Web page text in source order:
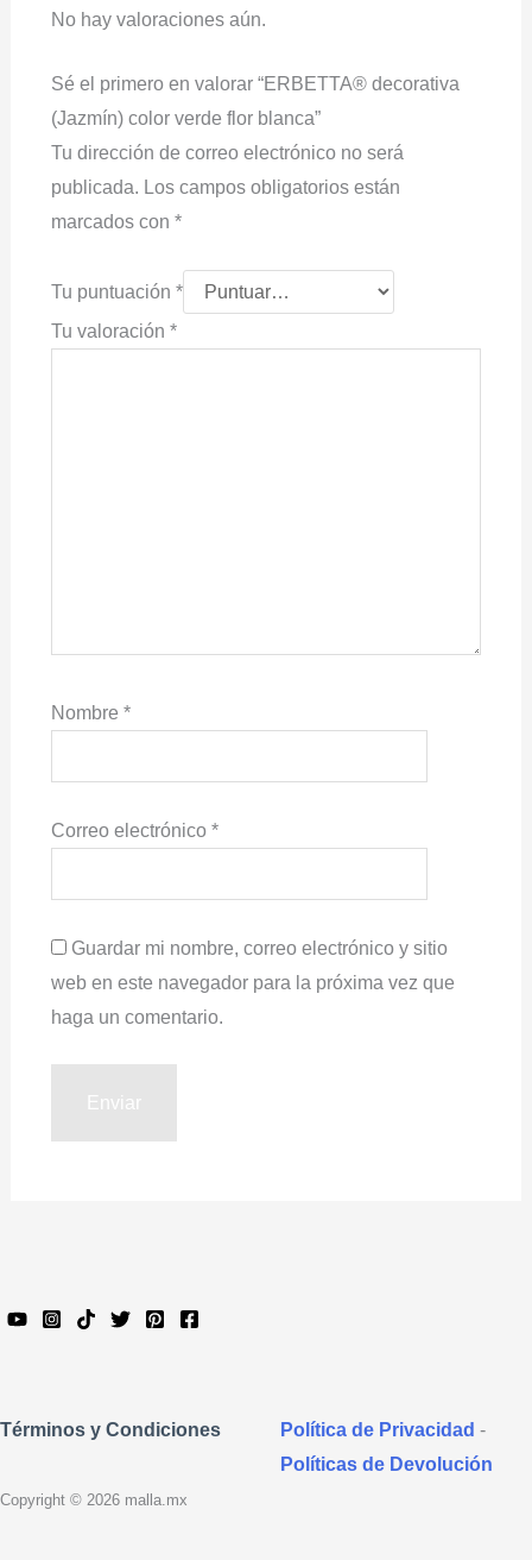
No hay valoraciones aún.
Sé el primero en valorar “ERBETTA® decorativa
(Jazmín) color verde flor blanca”
Tu dirección de correo electrónico no será
publicada. Los campos obligatorios están
marcados con *
Tu puntuación *
Tu valoración *
Nombre *
Correo electrónico *
Guardar mi nombre, correo electrónico y sitio
web en este navegador para la próxima vez que
haga un comentario.
Términos y Condiciones Política de Privacidad -
Políticas de Devolución
Copyright © 2026 malla.mx